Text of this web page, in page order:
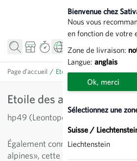
Bienvenue chez
Nous vous
en fonction de votre
Zone de livraison:
Langue: anglais
Ok, merci
Sélectionnez une
Suisse /
Liechtenstein
Page d’accueil / Etoile des alpes -
Etoile des alpes -
hp49 (Leontopodium alpinum)
Également connue sous le nom de
alpines», cette vivace de 15 à 25 cm